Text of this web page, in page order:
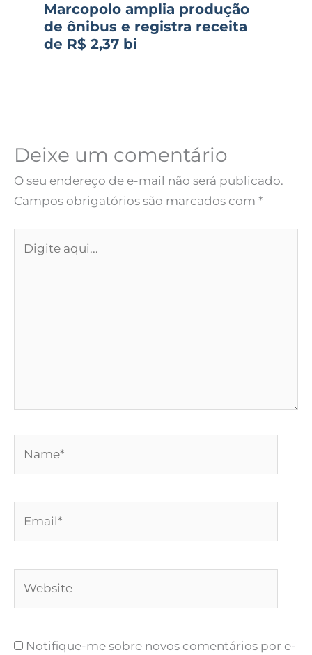
Marcopolo amplia produção
de ônibus e registra receita
de R$ 2,37 bi
Deixe um comentário
O seu endereço de e-mail não será publicado.
Campos obrigatórios são marcados com *
aqui...
Notifique-me sobre novos comentários por e-